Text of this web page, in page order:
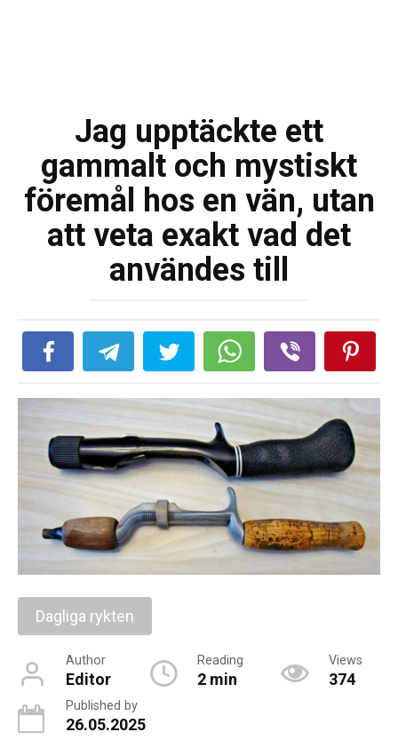
Jag upptäckte ett
gammalt och mystiskt
föremål hos en vän, utan
att veta exakt vad det
användes till
Dagliga rykten
Author
Editor
Reading
2 min
Views
374
Published by
26.05.2025